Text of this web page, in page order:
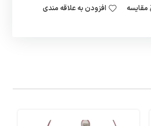
مقایسه افزودن به علاقه مندی